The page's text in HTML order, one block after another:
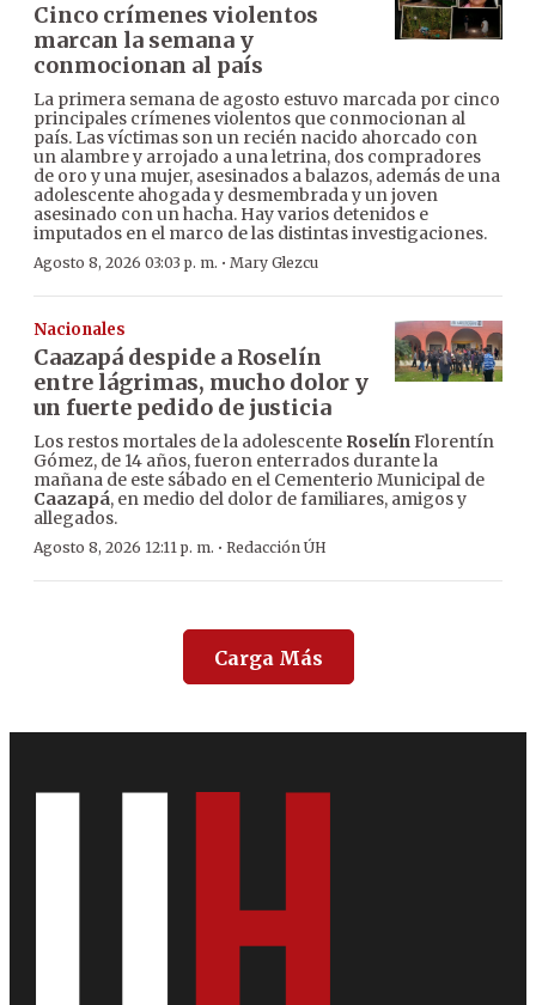
Cinco crímenes violentos
marcan la semana y
conmocionan al país
La primera semana de agosto estuvo marcada por cinco
principales crímenes violentos que conmocionan al
país. Las víctimas son un recién nacido ahorcado con
un alambre y arrojado a una letrina, dos compradores
de oro y una mujer, asesinados a balazos, además de una
adolescente ahogada y desmembrada y un joven
asesinado con un hacha. Hay varios detenidos e
imputados en el marco de las distintas investigaciones.
Agosto 8, 2026 03:03 p. m. · Mary Glezcu
Nacionales
Caazapá despide a Roselín
entre lágrimas, mucho dolor y
un fuerte pedido de justicia
Los restos mortales de la adolescente RoselínFlorentín
Gómez, de 14 años, fueron enterrados durante la
mañana de este sábado en el Cementerio Municipal de
Caazapá, en medio del dolor de familiares, amigos y
allegados.
Agosto 8, 2026 12:11 p. m. · Redacción ÚH
Carga Más